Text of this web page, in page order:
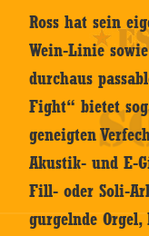
Ross hat sein
Wein-Linie
durchaus
Fight“ bietet
geneigten
Akustik- und E-
Fill- oder Soli-
gurgelnde